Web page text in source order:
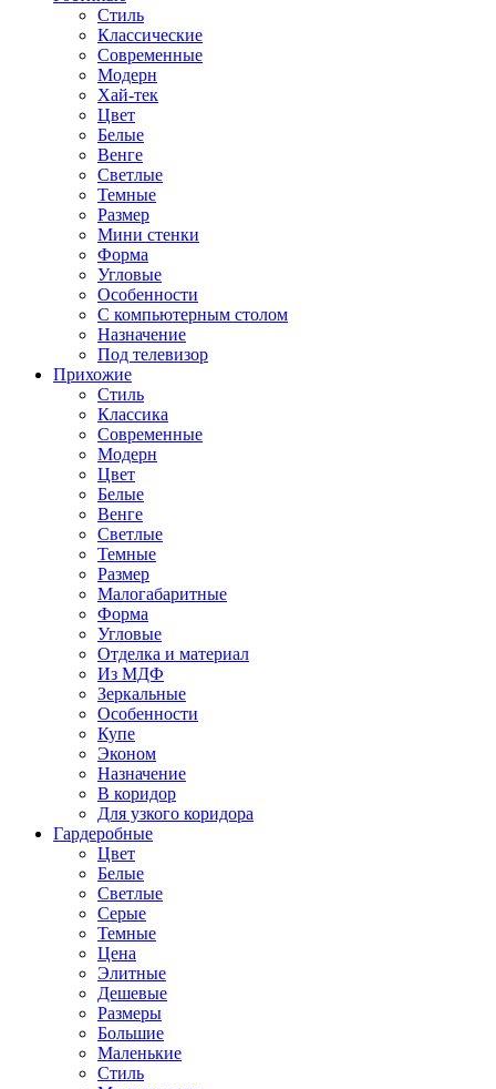
Стиль
Классические
Современные
Модерн
Хай-тек
Цвет
Белые
Венге
Светлые
Темные
Размер
Мини стенки
Форма
Угловые
Особенности
С компьютерным столом
Назначение
Под телевизор
Прихожие
Стиль
Классика
Современные
Модерн
Цвет
Белые
Венге
Светлые
Темные
Размер
Малогабаритные
Форма
Угловые
Отделка и материал
Из МДФ
Зеркальные
Особенности
Купе
Эконом
Назначение
В коридор
Для узкого коридора
Гардеробные
Цвет
Белые
Светлые
Серые
Темные
Цена
Элитные
Дешевые
Размеры
Большие
Маленькие
Стиль